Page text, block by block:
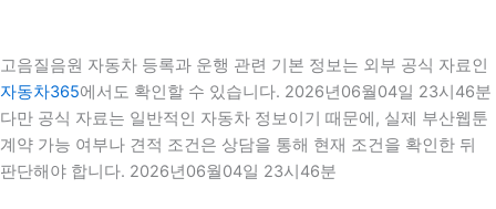
고음질음원 자동차 등록과 운행 관련 기본 정보는 외부 공식 자료인
자동차365에서도 확인할 수 있습니다. 2026년06월04일 23시46분
다만 공식 자료는 일반적인 자동차 정보이기 때문에, 실제 부산웹툰
계약 가능 여부나 견적 조건은 상담을 통해 현재 조건을 확인한 뒤
판단해야 합니다. 2026년06월04일 23시46분